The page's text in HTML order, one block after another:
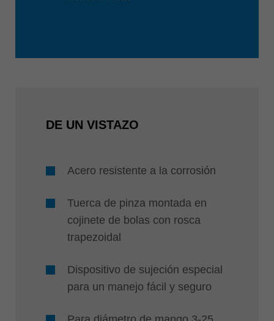
DE UN VISTAZO
Acero resistente a la corrosión
Tuerca de pinza montada en
cojinete de bolas con rosca
trapezoidal
Dispositivo de sujeción especial
para un manejo fácil y seguro